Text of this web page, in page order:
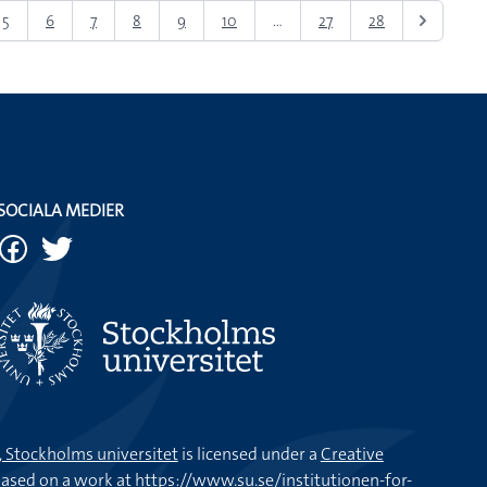
5 6 7 8 9 10 ... 27 28
MEDIER
universitetis licensed under aCreative
on a work athttps://www.su.se/institutionen-for-